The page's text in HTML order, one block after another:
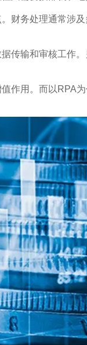
财务处理通常涉
传输和审核工作
用。而以RPA